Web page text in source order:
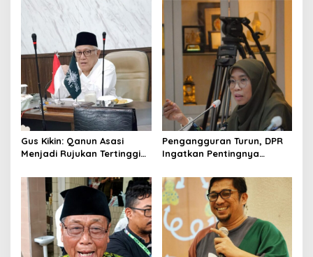
Gus Kikin: Qanun Asasi
Menjadi Rujukan Tertinggi
Pengangguran Turun, DPR
Ingatkan Pentingnya
yang Layak